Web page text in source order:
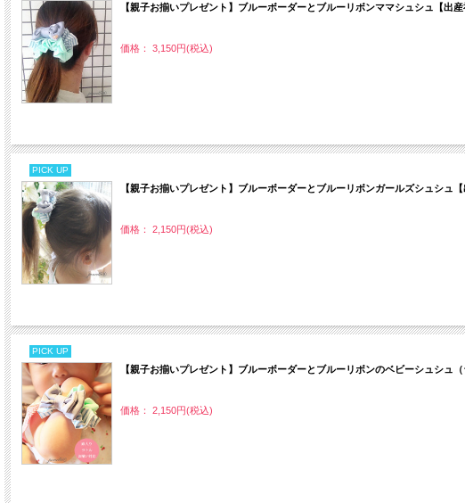
【親子お揃いプレゼント】ブルーボーダーとブルーリボンママシュシュ【出産
価格： 3,150円(税込)
PICK UP
【親子お揃いプレゼント】ブルーボーダーとブルーリボンガールズシュシュ
価格： 2,150円(税込)
PICK UP
【親子お揃いプレゼント】ブルーボーダーとブルーリボンのベビーシュシュ
価格： 2,150円(税込)